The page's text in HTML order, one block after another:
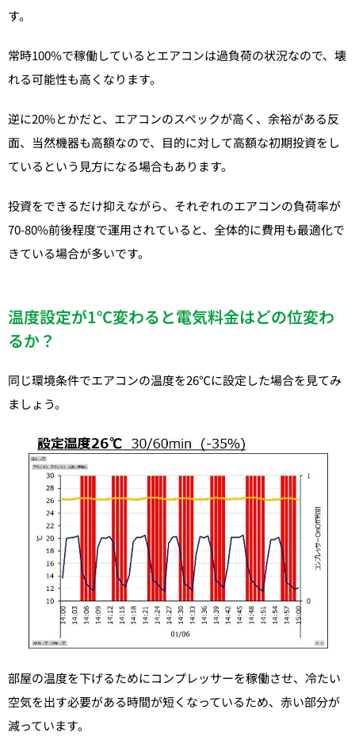
す。
常時100%で稼働しているとエアコンは過負荷の状況なので、壊
れる可能性も高くなります。
逆に20%とかだと、エアコンのスペックが高く、余裕がある反
面、当然機器も高額なので、目的に対して高額な初期投資をし
ているという見方になる場合もあります。
投資をできるだけ抑えながら、それぞれのエアコンの負荷率が
70-80%前後程度で運用されていると、全体的に費用も最適化で
きている場合が多いです。
温度設定が1℃変わると電気料金はどの位変わ
るか？
同じ環境条件でエアコンの温度を26℃に設定した場合を見てみ
ましょう。
部屋の温度を下げるためにコンプレッサーを稼働させ、冷たい
空気を出す必要がある時間が短くなっているため、赤い部分が
減っています。